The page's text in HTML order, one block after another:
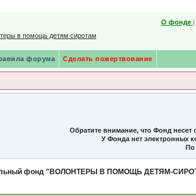
О фонде |
форума Сделать пожертвование
Обратите внимание, что Фонд несет
У Фонда нет электронных
По
фонд "ВОЛОНТЕРЫ В ПОМОЩЬ ДЕТЯМ-